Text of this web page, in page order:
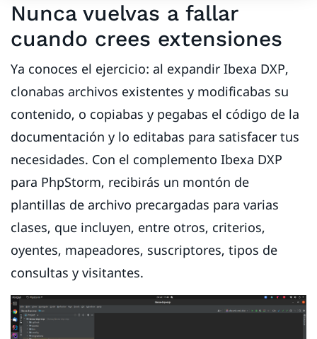
Nunca vuelvas a fallar
cuando crees extensiones
Ya conoces el ejercicio: al expandir Ibexa DXP,
clonabas archivos existentes y modificabas su
contenido, o copiabas y pegabas el código de la
documentación y lo editabas para satisfacer tus
necesidades. Con el complemento Ibexa DXP
para PhpStorm, recibirás un montón de
plantillas de archivo precargadas para varias
clases, que incluyen, entre otros, criterios,
oyentes, mapeadores, suscriptores, tipos de
consultas y visitantes.